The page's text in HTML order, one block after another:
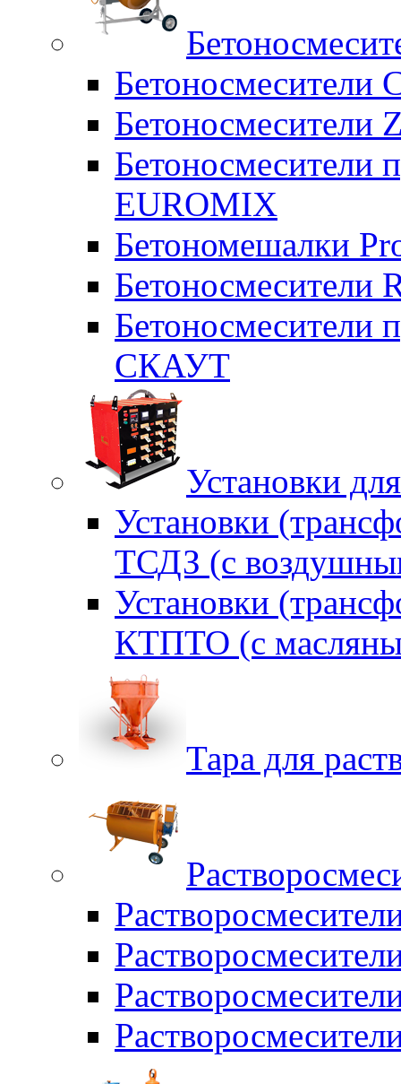
Бетоносмесители
Бетоносмесители
Бетоносмесители
EUROMIX
Бетономешалки
Бетоносмесители
Бетоносмесители
СКАУТ
Установки
Установки
ТСДЗ (c
Установки
КТПТО (c
Тара для